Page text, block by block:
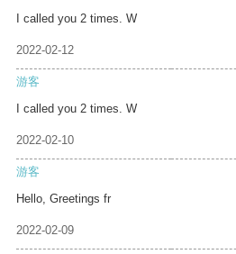
I called you 2 times. W
2022-02-12
游客
I called you 2 times. W
2022-02-10
游客
Hello, Greetings fr
2022-02-09